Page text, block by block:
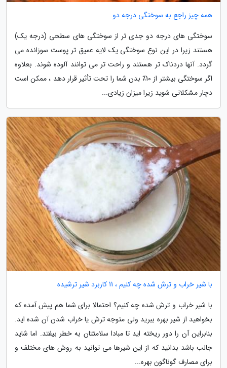
همه چیز راجع به سوختگی درجه دو
سوختگی های درجه دو جدی تر از سوختگی های سطحی (درجه یک)
هستند زیرا در این نوع سوختگی یک لایه عمیق تر پوست سوزانده می
گردد. آنها دردناک تر هستند و راحت تر می توانند آلوده شوند. بعلاوه
اگر سوختگی بیشتر از 10٪ بدن شما را تحت تأثیر قرار دهد ، ممکن است
دچار مشکلاتی شوید زیرا میزان زیادی...
با شیر خراب و ترش شده چه کنیم ، 11 کاربرد شیر ترشیده
با شیر خراب و ترش شده چه کنیم؟ احتمالا برای شما هم پیش آمده که
بخواهید از شیر بهره ببرید ولی متوجه ترش یا خراب شدن آن شده اید.
بنابراین آن را دور ریخته اید تا مبادا سلامتتان به خطر بیفتد. اما شاید
جالب باشد بدانید که از این شیرها می توانید به روش های مختلف و
برای مصارف گوناگون بهره...